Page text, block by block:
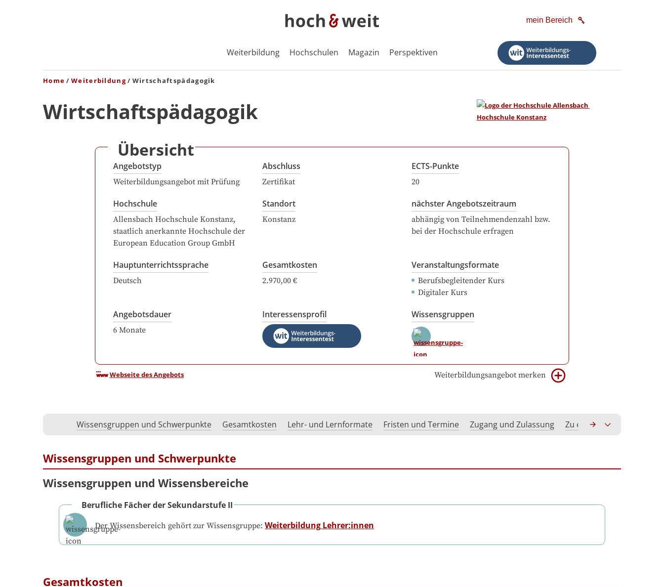
mein Bereich
Weiterbildung Hochschulen Magazin Perspektiven
Home Weiterbildung Wirtschaftspädagogik
Wirtschaftspädagogik
Übersicht
Angebotstyp
Weiterbildungsangebot mit Prüfung
Abschluss
Zertifikat
ECTS-Punkte
20
Hochschule
Allensbach Hochschule Konstanz,
staatlich anerkannte Hochschule der
European Education Group GmbH
Standort
Konstanz
nächster Angebotszeitraum
abhängig von Teilnehmendenzahl bzw.
bei der Hochschule erfragen
Hauptunterrichtssprache
Deutsch
Gesamtkosten
2.970,00 €
Veranstaltungsformate
Berufsbegleitender Kurs
Digitaler Kurs
Angebotsdauer
6 Monate
Interessensprofil Wissensgruppen
Webseite des Angebots Weiterbildungsangebot merken
Wissensgruppen und Schwerpunkte Gesamtkosten Lehr- und Lernformate Fristen und Termine Zugang und Zulassung Zu erwerbende
Wissensgruppen und Schwerpunkte
Wissensgruppen und Wissensbereiche
Berufliche Fächer der Sekundarstufe II
Der Wissensbereich gehört zur Wissensgruppe: Weiterbildung Lehrer:innen
Gesamtkosten